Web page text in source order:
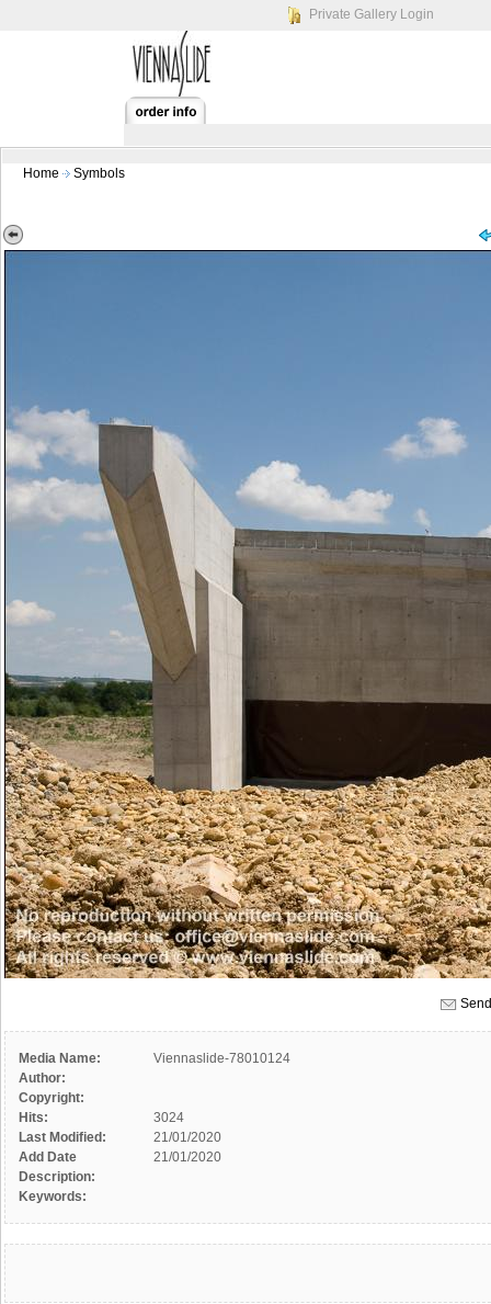
Private Gallery Login
Home Symbols
Media Name:
Viennaslide-78010124
Author:
Copyright:
Hits:
3024
Last Modified:
21/01/2020
Add Date
21/01/2020
Description:
Keywords: